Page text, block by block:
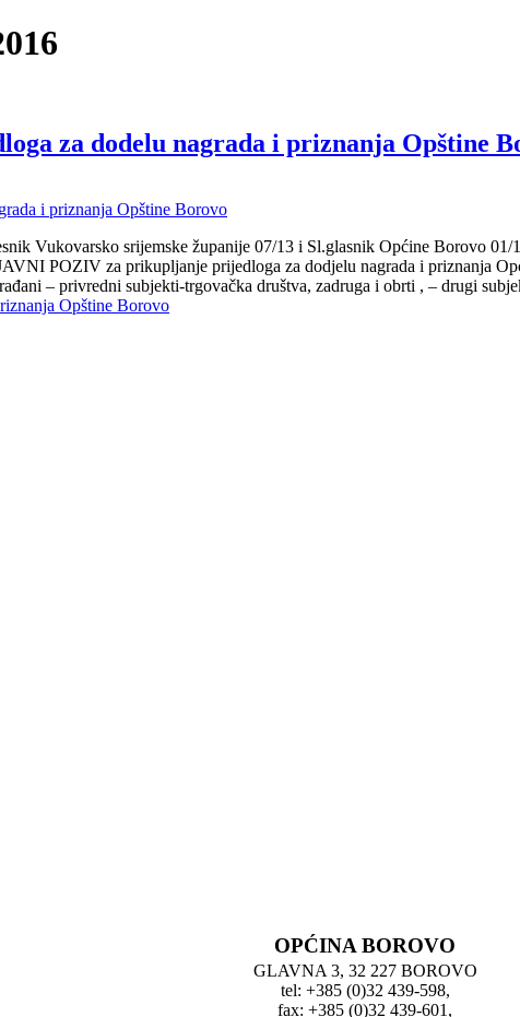
za dodelu nagrada i priznanja Opštine
Vukovarsko srijemske županije 07/13 i Sl.glasnik Općine Borovo
POZIV za prikupljanje prijedloga za dodjelu nagrada i
– privredni subjekti-trgovačka društva, zadruga i obrti , – drugi
Opštine Borovo
OPĆINA BOROVO
GLAVNA 3, 32 227 BOROVO
tel: +385 (0)32 439-598,
fax: +385 (0)32 439-601,